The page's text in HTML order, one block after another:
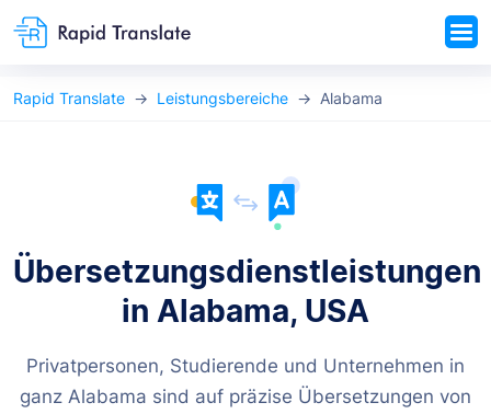
Rapid Translate Leistungsbereiche Alabama
Übersetzungsdienstleistungen
in Alabama, USA
Privatpersonen, Studierende und Unternehmen in
ganz Alabama sind auf präzise Übersetzungen von